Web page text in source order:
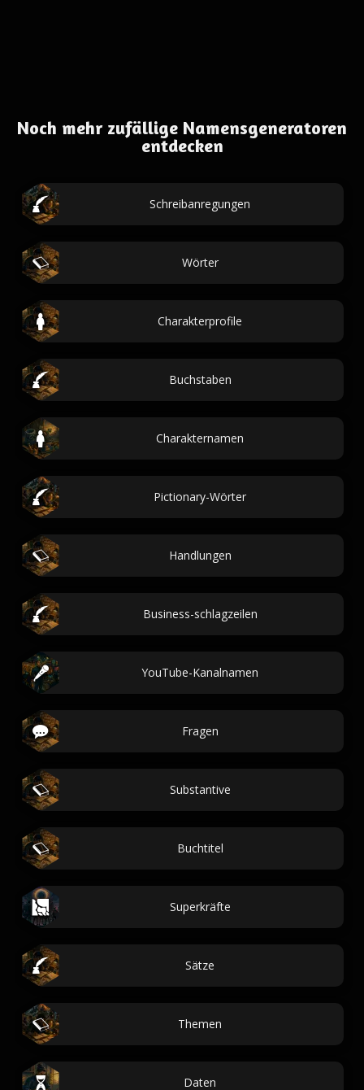
Noch mehr zufällige Namensgeneratoren
entdecken
Schreibanregungen
Wörter
Charakterprofile
Buchstaben
Charakternamen
Pictionary-Wörter
Handlungen
Business-schlagzeilen
YouTube-Kanalnamen
Fragen
Substantive
Buchtitel
Superkräfte
Sätze
Themen
Daten